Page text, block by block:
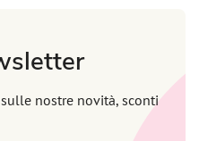
nostre novità, sconti